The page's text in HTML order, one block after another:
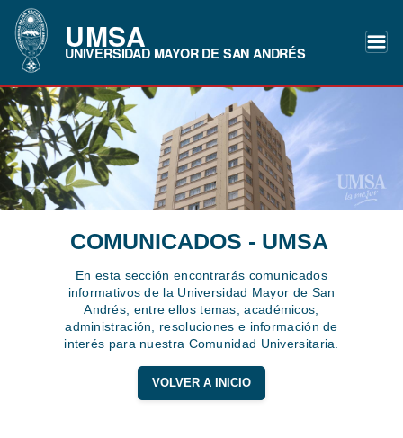
UMSA
UNIVERSIDAD MAYOR DE SAN ANDRÉS
COMUNICADOS - UMSA
En esta sección encontrarás comunicados
informativos de la Universidad Mayor de San
Andrés, entre ellos temas; académicos,
administración, resoluciones e información de
interés para nuestra Comunidad Universitaria.
VOLVER A INICIO